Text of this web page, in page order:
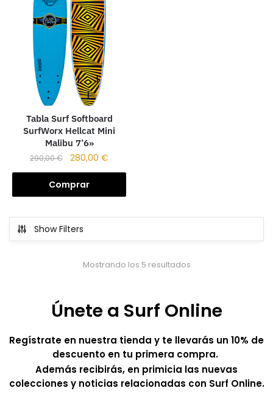
Tabla Surf Softboard
SurfWorx Hellcat Mini
Malibu 7’6»
290,00€ 280,00€
Comprar
Show Filters
Mostrando los 5 resultados
Únete a Surf Online
Regístrate en nuestra tienda y te llevarás un 10% de
descuento en tu primera compra.
Además recibirás, en primicia las nuevas
colecciones y noticias relacionadas con Surf Online.